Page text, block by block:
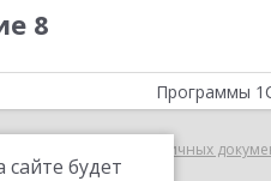
8
будет
Программы
1С:Распознавание первичных